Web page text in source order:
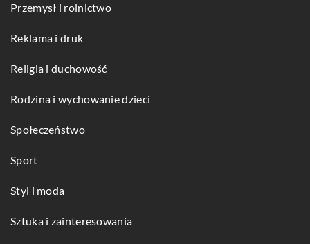
Przemysł i rolnictwo
Reklama i druk
Religia i duchowość
Rodzina i wychowanie dzieci
Społeczeństwo
Sport
Styl i moda
Sztuka i zainteresowania